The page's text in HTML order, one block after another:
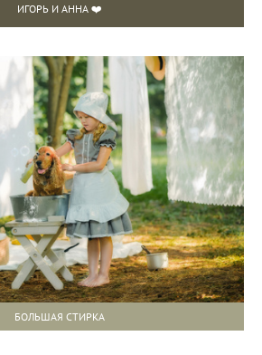
ИГОРЬ И АННА ❤️
БОЛЬШАЯ СТИРКА